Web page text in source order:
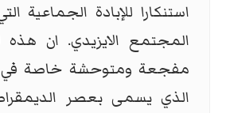
استنكارا للإبادة الجماعية
المجتمع الايزيدي. ان هذه
مفجعة ومتوحشة خاصة في
الذي يسمى بعصر